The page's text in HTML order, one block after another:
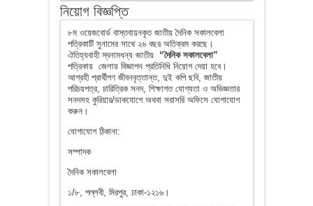
নিয়োগ বিজ্ঞপ্তি
৮ম ওয়েজবোর্ড বাস্তবায়নকৃত জাতীয় দৈনিক সকালবেলা
পত্রিকাটি সুনামের সাথে ২৬ বছর অতিক্রম করছে।
ঐতিহ্যবাহী স্বনামধন্য জাতীয় “দৈনিক সকালবেলা”
পত্রিকায় জেলায় বিজ্ঞাপন প্রতিনিধি নিয়োগ দেয়া হবে।
আগ্রহী প্রার্থীগণ জীবনবৃত্তান্ত, দুই কপি ছবি, জাতীয়
পরিচয়পত্র, চারিত্রিক সনদ, শিক্ষাগত যোগ্যতা ও অভিজ্ঞতার
সনদসহ কুরিয়ার/ডাকযোগে অথবা সরাসরি অফিসে যোগাযোগ
করুন।
যোগাযোগ ঠিকানা:
সম্পাদক
দৈনিক সকালবেলা
১/৮, পল্লবী, মিরপুর, ঢাকা-১২১৬।